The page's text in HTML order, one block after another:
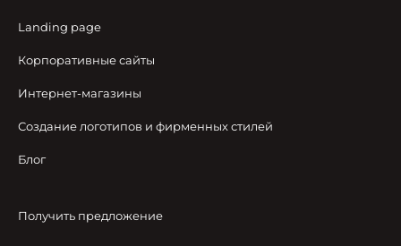
Landing page
Корпоративные сайты
Интернет-магазины
Создание логотипов и фирменных стилей
Блог
Получить предложение